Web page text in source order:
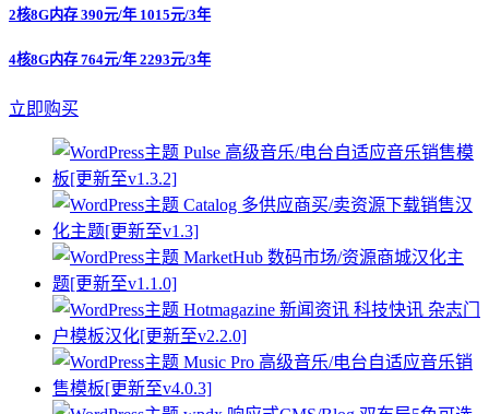
2核8G内存 390元/年 1015元/3年
4核8G内存 764元/年 2293元/3年
立即购买